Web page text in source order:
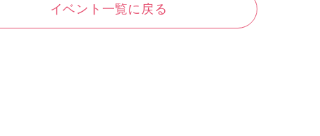
イベント一覧に戻る